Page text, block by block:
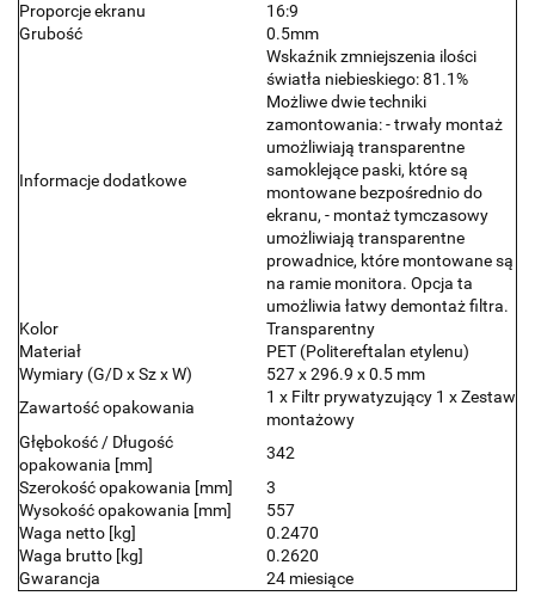
Proporcje ekranu
16:9
Grubość
0.5mm
Informacje dodatkowe
Wskaźnik zmniejszenia ilości
światła niebieskiego: 81.1%
Możliwe dwie techniki
zamontowania: - trwały montaż
umożliwiają transparentne
samoklejące paski, które są
montowane bezpośrednio do
ekranu, - montaż tymczasowy
umożliwiają transparentne
prowadnice, które montowane są
na ramie monitora. Opcja ta
umożliwia łatwy demontaż filtra.
Kolor
Transparentny
Materiał
PET (Politereftalan etylenu)
Wymiary (G/D x Sz x W)
527 x 296.9 x 0.5 mm
Zawartość opakowania
1 x Filtr prywatyzujący 1 x Zestaw
montażowy
Głębokość / Długość
opakowania [mm]
342
Szerokość opakowania [mm]
3
Wysokość opakowania [mm]
557
Waga netto [kg]
0.2470
Waga brutto [kg]
0.2620
Gwarancja
24 miesiące